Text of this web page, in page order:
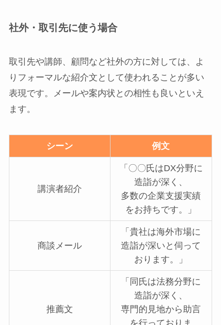
社外・取引先に使う場合
取引先や講師、顧問など社外の方に対しては、よ
りフォーマルな紹介文として使われることが多い
表現です。メールや案内状との相性も良いといえ
ます。
シーン 例文
講演者紹介
「〇〇氏はDX分野に
造詣が深く、
多数の企業支援実績
をお持ちです。」
商談メール
「貴社は海外市場に
造詣が深いと伺って
おります。」
推薦文
「同氏は法務分野に
造詣が深く、
専門的見地から助言
を行っておりま